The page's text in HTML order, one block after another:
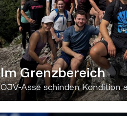
Im Grenzbereich
ÖJV-Asse schinden Kondition